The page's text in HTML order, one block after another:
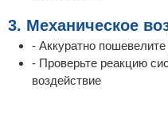
3. Механическое
- Аккуратно
- Проверьте реакцию
воздействие